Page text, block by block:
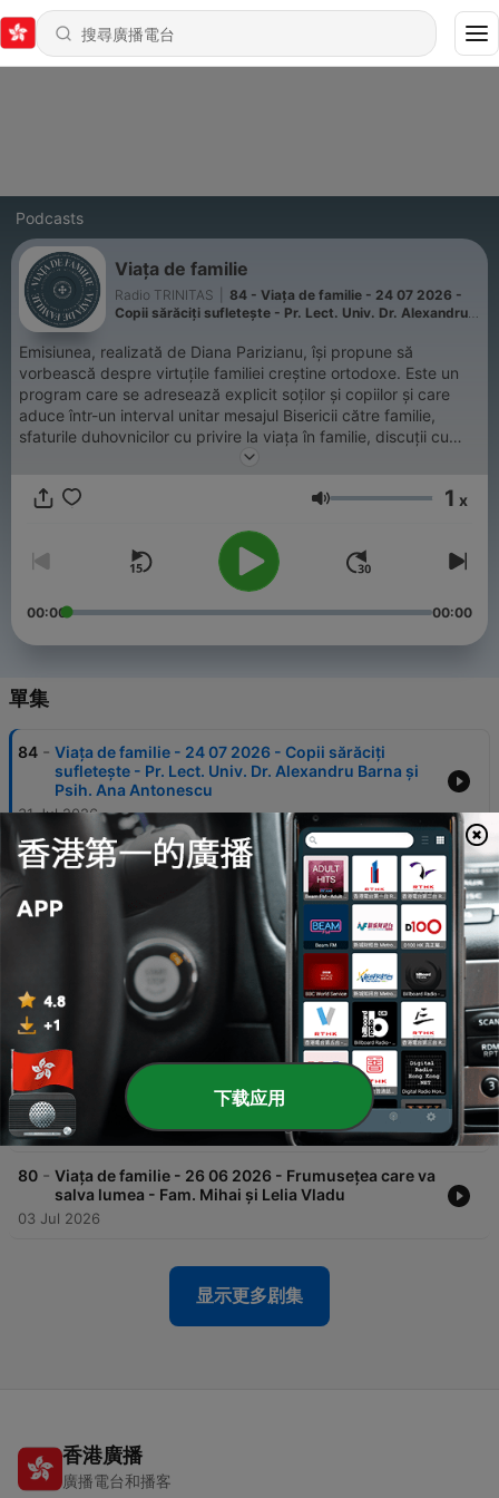
Podcasts
Viața de familie
Radio TRINITAS
84 - Viața de familie - 24 07 2026 -
Copii sărăciți sufletește - Pr. Lect. Univ. Dr. Alexandru
Emisiunea, realizată de Diana Parizianu, își propune să
vorbească despre virtuțile familiei creștine ortodoxe. Este un
program care se adresează explicit soților și copiilor și care
aduce într-un interval unitar mesajul Bisericii către familie,
sfaturile duhovnicilor cu privire la viața în familie, discuții cu
specialiști despre problemele care pot apărea în viața de
operele Sfinților Părinți și din experiența de specialitate a unor
音量 1 x
00:00 00:00
單集
84 - Viața de familie - 24 07 2026 - Copii sărăciți
sufletește - Pr. Lect. Univ. Dr. Alexandru Barna și
Psih. Ana Antonescu
31 Jul 2026
83 - Viața de familie - 17 07 2026 - Impactul relației
părinților asupra copiilor - Pr. Asist. Univ. Iulian
Grobnicu și Psih. Ana Zlătaru
24 Jul 2026
Viața de familie - 10 07 2026 - Alegerea soților și
vindecarea lăuntrică - Protos. Psih. Dr. Athanasie
Ulea și Psih. Mariana Bășturea
17 Jul 2026
81 - Viața de familie - 03 07 2026 - Psihoterapie pentru
ortodocși - Prof. Univ. Dr. Adrian Opre și Psih. Dr.
Andreea Cîntărețu
10 Jul 2026
80 - Viața de familie - 26 06 2026 - Frumusețea care va
salva lumea - Fam. Mihai și Lelia Vladu
03 Jul 2026
显示更多剧集
香港廣播
廣播電台和播客
下载应用